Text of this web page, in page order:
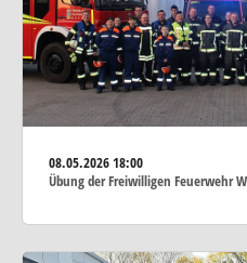
08.05.202618:00
Übung der Freiwilligen Feuerwehr